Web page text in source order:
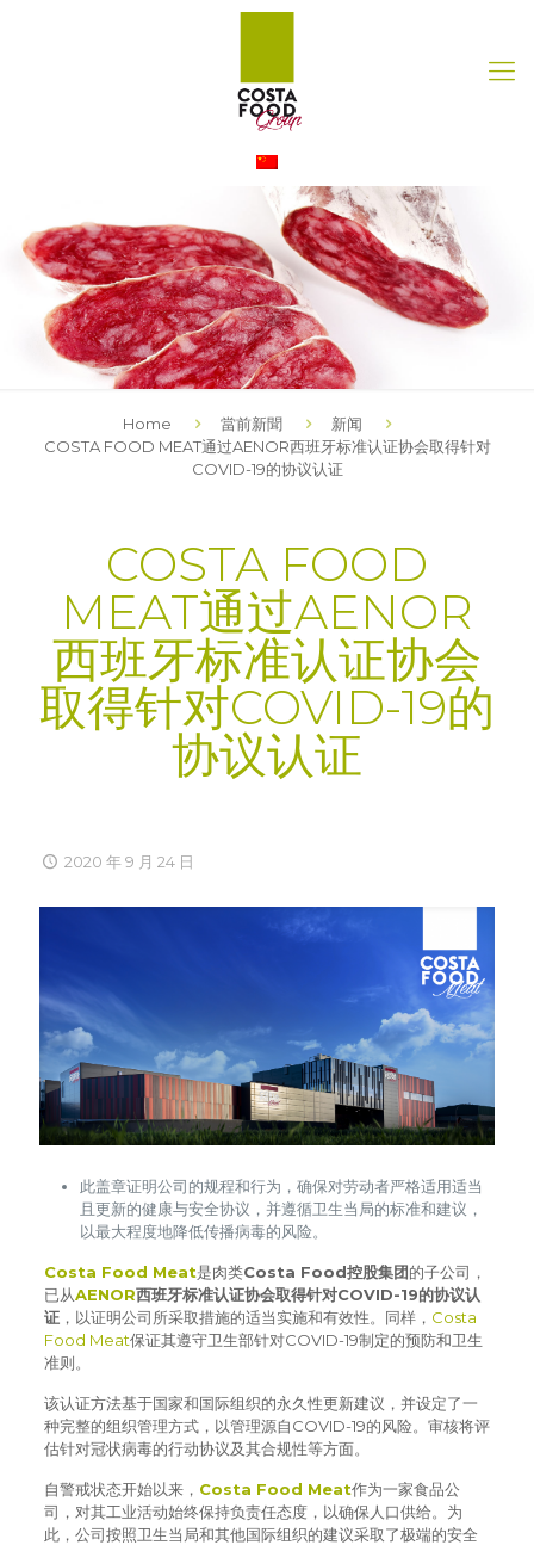
Home 當前新聞
新闻
COSTA FOOD MEAT通过AENOR西班牙标准认证协会取得针对
COVID-19的协议认证
COSTA FOOD
MEAT通过AENOR
西班牙标准认证协会
取得针对COVID-19的
协议认证
2020 年 9 月 24 日
此盖章证明公司的规程和行为，确保对劳动者严格适用适当
且更新的健康与安全协议，并遵循卫生当局的标准和建议，
以最大程度地降低传播病毒的风险。
Costa Food Meat是肉类Costa Food控股集团的子公司，
已从AENOR西班牙标准认证协会取得针对COVID-19的协议认
证，以证明公司所采取措施的适当实施和有效性。同样， Costa
Food Meat保证其遵守卫生部针对COVID-19制定的预防和卫生
准则。
该认证方法基于国家和国际组织的永久性更新建议，并设定了一
种完整的组织管理方式，以管理源自COVID-19的风险。审核将评
估针对冠状病毒的行动协议及其合规性等方面。
自警戒状态开始以来， Costa Food Meat作为一家食品公
司，对其工业活动始终保持负责任态度，以确保人口供给。为
此，公司按照卫生当局和其他国际组织的建议采取了极端的安全